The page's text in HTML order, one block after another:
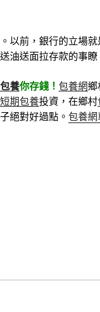
以前，銀行的立場就
油送面拉存款的事瞭
包養你存錢！ 包養網鄉
短期包養投資，在鄉村
絕對好過點。 包養網